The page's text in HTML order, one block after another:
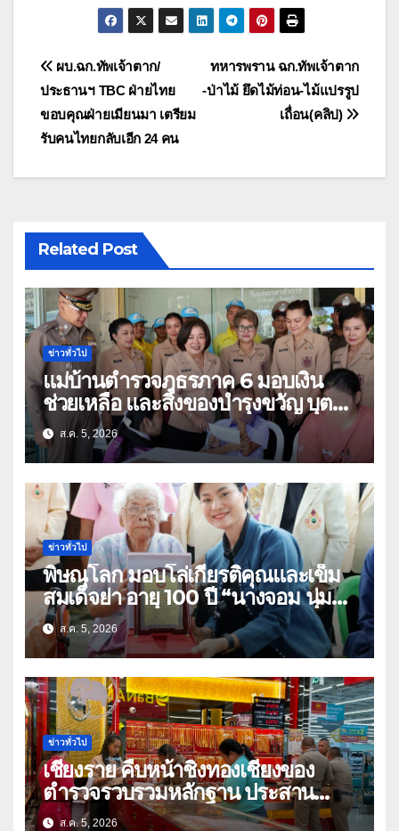
แนะแนว
เรื่อง
ทหารพราน ฉก.ทัพเจ้าตาก
-ป่าไม้ ยึดไม้ท่อน-ไม้แปรรูป
เถื่อน(คลิป)
ผบ.ฉก.ทัพเจ้าตาก/
ประธานฯ TBC ฝ่ายไทย
ขอบคุณฝ่ายเมียนมา เตรียม
รับคนไทยกลับเอีก 24 คน
Related Post
ข่าวทั่วไป
แม่บ้านตำรวจภูธรภาค 6 มอบเงิน
ช่วยเหลือ และสิ่งของบำรุงขวัญ บุตร-
ธิดา ข้าราชการตำรวจจังหวัด
อุทัยธานี
ส.ค. 5, 2026
ข่าวทั่วไป
พิษณุโลก มอบโล่เกียรติคุณและเข็ม
สมเด็จย่า อายุ 100 ปี “นางจอม นุ่ม
เนตร” ตำบลบ้านกร่าง อำเภอเมือง
ส.ค. 5, 2026
ข่าวทั่วไป
เชียงราย คืบหน้าชิงทองเชียงของ
ตำรวจรวบรวมหลักฐาน ประสาน
สปป.ลาว ติดตามจับกุม
ส.ค. 5, 2026